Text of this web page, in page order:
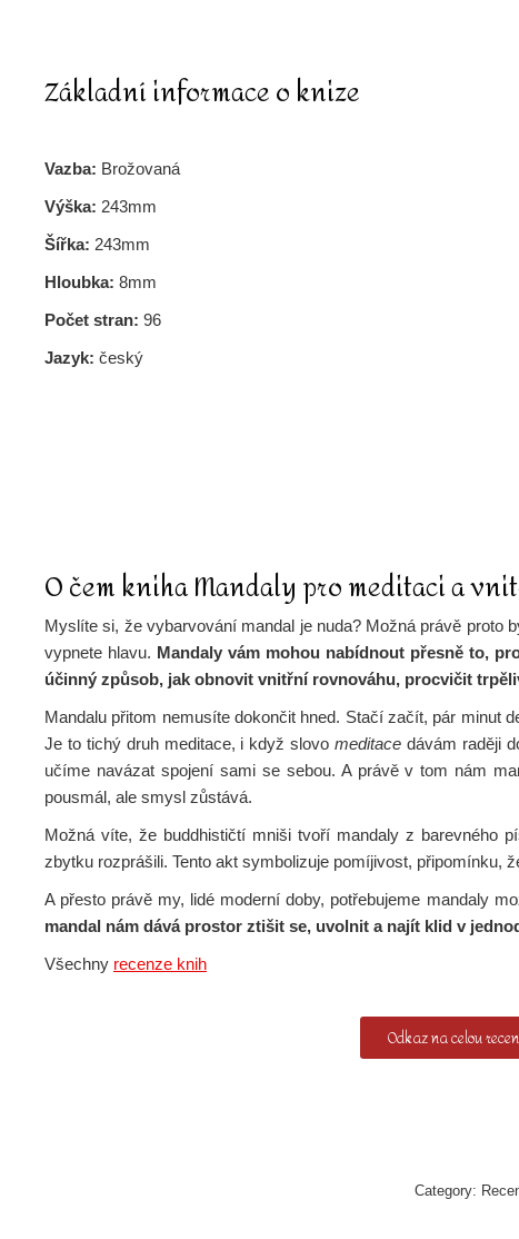
Základní informace o knize
Vazba: Brožovaná
Výška: 243mm
Šířka: 243mm
Hloubka: 8mm
Počet stran: 96
Jazyk: český
O čem kniha Mandaly pro meditaci a
Myslíte si, že vybarvování mandal je nuda? Možná právě
vypnete hlavu. Mandaly vám mohou nabídnout přesně to,
účinný způsob, jak obnovit vnitřní rovnováhu, procvičit
Mandalu přitom nemusíte dokončit hned. Stačí začít, pár minut
Je to tichý druh meditace, i když slovomeditace dávám raději
učíme navázat spojení sami se sebou. A právě v tom nám
pousmál, ale smysl zůstává.
Možná víte, že buddhističtí mniši tvoří mandaly z barevného
zbytku rozprášili. Tento akt symbolizuje pomíjivost, připomínku,
A přesto právě my, lidé moderní doby, potřebujeme mandaly
mandal nám dává prostor ztišit se, uvolnit a najít klid v
Všechny recenze knih
Odkaz na celou
Category: